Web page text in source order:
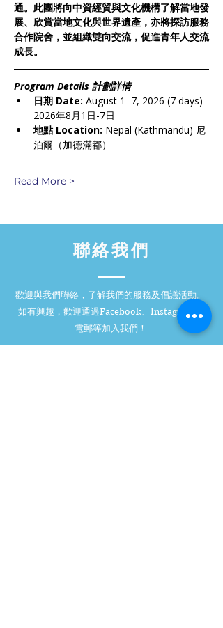
通。此團將向中資經貿與文化機構了解當地發
展、欣賞當地文化與世界遺產，亦將探訪服務
合作院舍，並組織雙向交流，促進青年人交流
成長。
Program Details 計劃詳情
日期 Date: August 1–7, 2026 (7 days)
2026年8月1日-7日
地點 Location: Nepal (Kathmandu) 尼
泊爾（加德滿都）
Read More >
聯絡我們
歡迎與我們聯絡，了解我們的服務及倡議活動。
如有興趣，歡迎通過Facebook、Instagram、
電郵等加入我們！